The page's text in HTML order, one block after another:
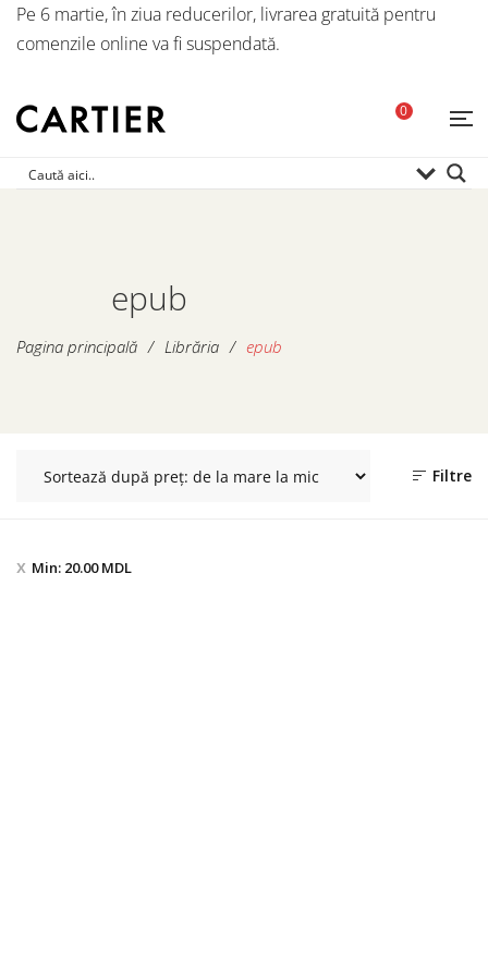
Pe 6 martie, în ziua reducerilor, livrarea gratuită pentru
comenzile online va fi suspendată.
0
epub
Pagina principală / Librăria / epub
Filtre
Min: 20.00MDL